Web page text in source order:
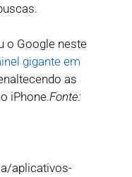
o Google neste
gigante em
as
iPhone.Fonte:
aplicativos-